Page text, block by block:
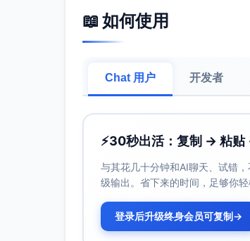
复合名词建议加连字符
信息呈现
惯。
“Performance”与
Neu: Dunkelmodus (Dark
Verbessert: Performance;
Behoben: QR-Code-Login
📖 如何使用
Chat 用户 开发者
⚡30秒出活：复制 → 粘贴
与其花几十分钟和AI聊天、试错
级输出。省下来的时间，足够你轻
登录后升级终身会员可复制→